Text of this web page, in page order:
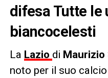
difesa Tutte le
biancocelesti
La Lazio di Maurizio
noto per il suo